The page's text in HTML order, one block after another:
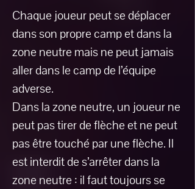
Chaque joueur peut se déplacer
dans son propre camp et dans la
zone neutre mais ne peut jamais
aller dans le camp de l’équipe
adverse.
Dans la zone neutre, un joueur ne
peut pas tirer de flèche et ne peut
pas être touché par une flèche. Il
est interdit de s’arrêter dans la
zone neutre : il faut toujours se